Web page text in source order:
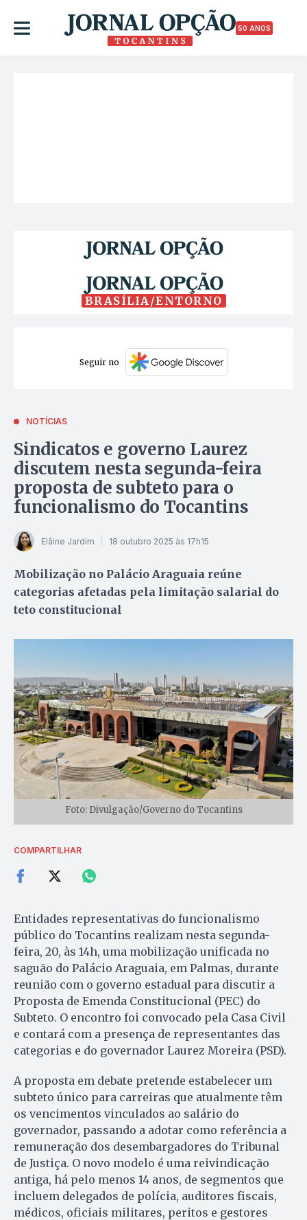
50 ANOS
BRASÍLIA/ENTORNO
Seguir no
NOTÍCIAS
Sindicatos e governo Laurez
discutem nesta segunda-feira
proposta de subteto para o
funcionalismo do Tocantins
Elâine Jardim 18 outubro 2025 às 17h15
Mobilização no Palácio Araguaia reúne
categorias afetadas pela limitação salarial do
teto constitucional
Foto: Divulgação/Governo do Tocantins
COMPARTILHAR
Entidades representativas do funcionalismo
público do Tocantins realizam nesta segunda-
feira, 20, às 14h, uma mobilização unificada no
saguão do Palácio Araguaia, em Palmas, durante
reunião com o governo estadual para discutir a
Proposta de Emenda Constitucional (PEC) do
Subteto. O encontro foi convocado pela Casa Civil
e contará com a presença de representantes das
categorias e do governador Laurez Moreira (PSD).
A proposta em debate pretende estabelecer um
subteto único para carreiras que atualmente têm
os vencimentos vinculados ao salário do
governador, passando a adotar como referência a
remuneração dos desembargadores do Tribunal
de Justiça. O novo modelo é uma reivindicação
antiga, há pelo menos 14 anos, de segmentos que
incluem delegados de polícia, auditores fiscais,
médicos, oficiais militares, peritos e gestores